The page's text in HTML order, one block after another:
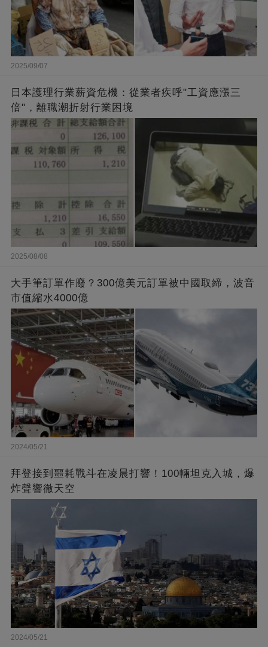
2025/09/07
日本護理行業薪資危機：從業者疾呼"工資應漲三
倍"，離職潮折射行業困境
2025/08/08
大手筆訂單作廢？300億美元訂單被中國取締，波音
市值縮水4000億
2024/05/21
拜登接到噩耗戰斗在凌晨打響！100輛坦克入城，爆
炸聲響徹天空
2024/05/21